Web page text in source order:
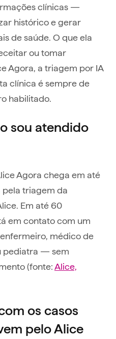
clínicas —
histórico e gerar
de saúde. O que ela
ou tomar
Agora, a triagem por IA
clínica é sempre de
habilitado.
sou atendido
Agora chega em até
pela triagem da
Em até 60
em contato com um
médico de
pediatra — sem
(fonte:Alice,
os casos
pelo Alice